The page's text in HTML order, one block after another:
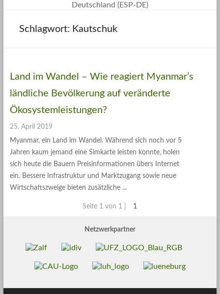
Kautschuk
Land im Wandel – Wie reagiert Myanmar’s
ländliche Bevölkerung auf veränderte
Ökosystemleistungen?
25. April 2019
Myanmar, ein Land im Wandel. Während sich noch vor 5
Jahren kaum jemand eine Simkarte leisten konnte, holen
sich heute die Bauern Preisinformationen übers Internet
ein. Bessere Infrastruktur und Marktzugang sowie neue
Wirtschaftszweige bieten zusätzliche
Seite 1 von 1 | 1
Netzwerkpartner